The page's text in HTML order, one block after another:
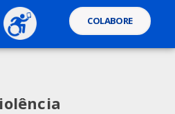
COLABORE